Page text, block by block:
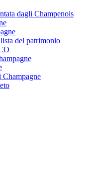
dagli Champenois
del patrimonio
Champagne